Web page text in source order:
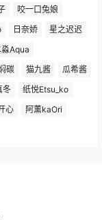
咬一口兔娘
日奈娇
星之迟迟
Aqua
碳 猫九酱
瓜希酱
冬
纸悦Etsu_ko
心
阿薰kaOri